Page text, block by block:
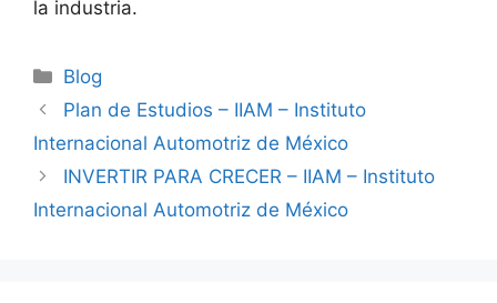
la industria.
Categorías
Blog
Plan de Estudios – IIAM – Instituto
Internacional Automotriz de México
INVERTIR PARA CRECER – IIAM – Instituto
Internacional Automotriz de México